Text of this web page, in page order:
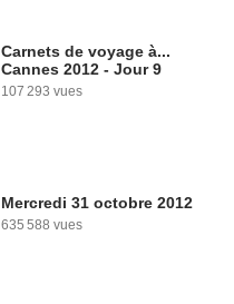
Carnets de voyage à...
Cannes 2012 - Jour 9
107 293 vues
Mercredi 31 octobre 2012
635 588 vues